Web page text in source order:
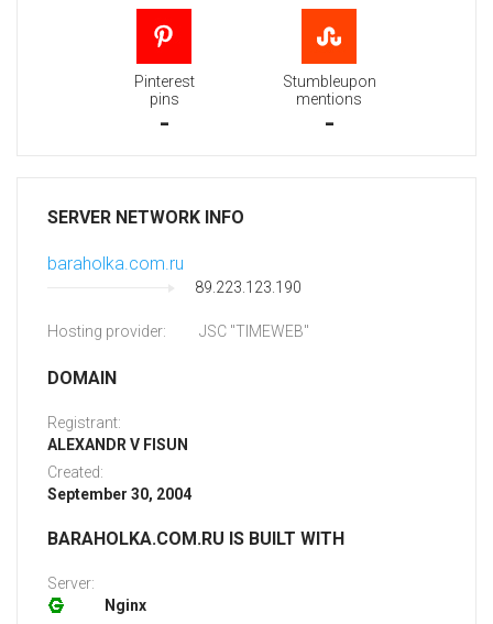
Pinterest
pins
-
Stumbleupon
mentions
-
SERVER NETWORK INFO
baraholka.com.ru
89.223.123.190
Hosting provider: JSC "TIMEWEB"
DOMAIN
Registrant:
ALEXANDR V FISUN
Created:
September 30, 2004
BARAHOLKA.COM.RU IS BUILT WITH
Server:
Nginx